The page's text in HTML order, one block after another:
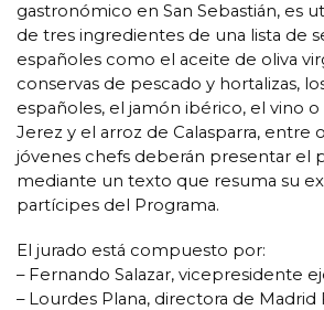
gastronómico en San Sebastián, es
de tres ingredientes de una lista de
españoles como el aceite de oliva
conservas de pescado y hortalizas,
españoles, el jamón ibérico, el vino
Jerez y el arroz de Calasparra, entre
jóvenes chefs deberán presentar el
mediante un texto que resuma su
partícipes del Programa.
El jurado está compuesto por:
– Fernando Salazar, vicepresidente
– Lourdes Plana, directora de Madrid